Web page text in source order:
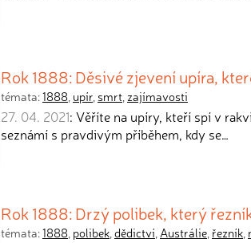
Rok 1888: Děsivé zjevení upíra,
témata:1888, upír, smrt, zajímavosti
27. 04. 2021: Věříte na upíry, kteří spí v
seznámí s pravdivým příběhem, kdy se…
Rok 1888: Drzý polibek, který
témata:1888, polibek,dědictví,Austrálie, řezník,